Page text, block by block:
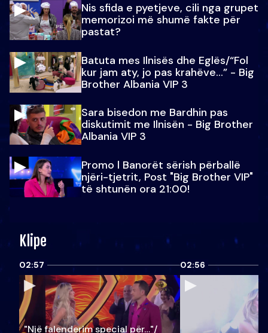
Nis sfida e pyetjeve, cili nga grupet
memorizoi më shumë fakte për
pastat?
Batuta mes Ilnisës dhe Eglës/“Fol
kur jam aty, jo pas krahëve…” - Big
Brother Albania VIP 3
Sara bisedon me Bardhin pas
diskutimit me Ilnisën - Big Brother
Albania VIP 3
Promo l Banorët sërish përballë
njëri-tjetrit, Post "Big Brother VIP"
të shtunën ora 21:00!
Klipe
02:57
"Një falenderim special për…"/
02:56